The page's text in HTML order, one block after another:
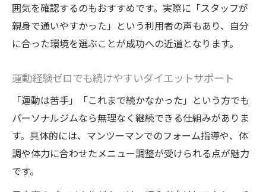
囲気を確認するのもおすすめです。実際に「スタッフが
親身で通いやすかった」という利用者の声もあり、自分
に合った環境を選ぶことが成功への近道となります。
運動経験ゼロでも続けやすいダイエットサポート
「運動は苦手」「これまで続かなかった」という方でも
パーソナルジムなら無理なく継続できる仕組みがありま
す。具体的には、マンツーマンでのフォーム指導や、体
調や体力に合わせたメニュー調整が受けられる点が魅力
です。